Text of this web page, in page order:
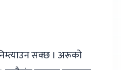
सक्छ । अरूको